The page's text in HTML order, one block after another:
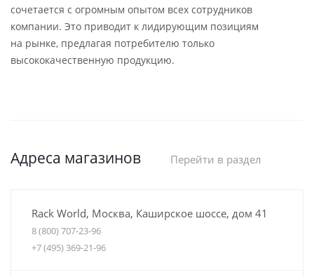
сочетается с огромным опытом всех сотрудников
компании. Это приводит к лидирующим позициям
на рынке, предлагая потребителю только
высококачественную продукцию.
Адреса магазинов Перейти в раздел
Rack World, Москва, Каширское шоссе, дом 41
8 (800) 707-23-96
+7 (495) 369-21-96